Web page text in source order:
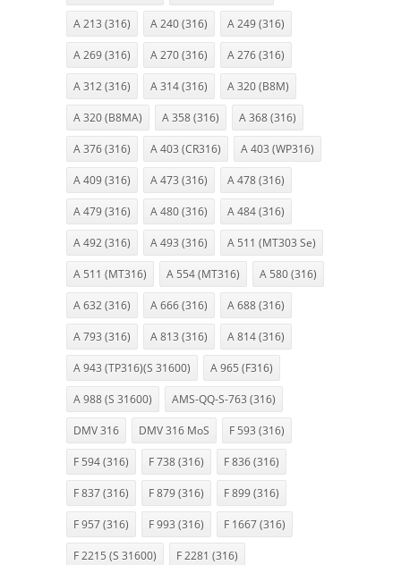
A 213 (316) A 240 (316) A 249 (316)
A 269 (316) A 270 (316) A 276 (316)
A 312 (316) A 314 (316) A 320 (B8M)
A 320 (B8MA) A 358 (316) A 368 (316)
A 376 (316) A 403 (CR316) A 403 (WP316)
A 409 (316) A 473 (316) A 478 (316)
A 479 (316) A 480 (316) A 484 (316)
A 492 (316) A 493 (316) A 511 (MT303 Se)
A 511 (MT316) A 554 (MT316) A 580 (316)
A 632 (316) A 666 (316) A 688 (316)
A 793 (316) A 813 (316) A 814 (316)
A 943 (TP316)(S 31600) A 965 (F316)
A 988 (S 31600) AMS-QQ-S-763 (316)
DMV 316 DMV 316 MoS F 593 (316)
F 594 (316) F 738 (316) F 836 (316)
F 837 (316) F 879 (316) F 899 (316)
F 957 (316) F 993 (316) F 1667 (316)
F 2215 (S 31600) F 2281 (316)